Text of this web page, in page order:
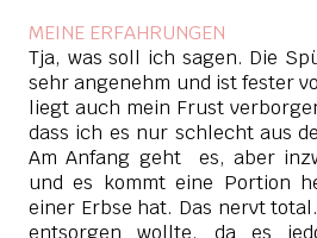
MEINE ERFAHRUNGEN
Tja, was soll ich sagen. Die
sehr angenehm und ist fester
liegt auch mein Frust
dass ich es nur schlecht aus
Am Anfang geht es, aber
und es kommt eine Portion
einer Erbse hat. Das nervt
entsorgen wollte, da es